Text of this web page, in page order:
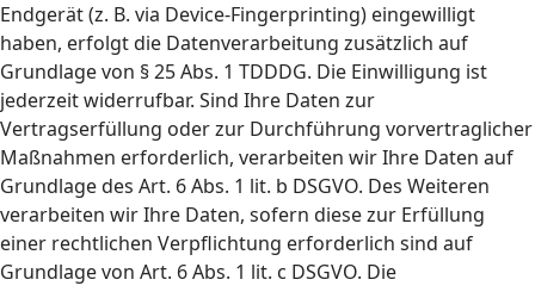
Endgerät (z. B. via Device-Fingerprinting) eingewilligt
haben, erfolgt die Datenverarbeitung zusätzlich auf
Grundlage von § 25 Abs. 1 TDDDG. Die Einwilligung ist
jederzeit widerrufbar. Sind Ihre Daten zur
Vertragserfüllung oder zur Durchführung vorvertraglicher
Maßnahmen erforderlich, verarbeiten wir Ihre Daten auf
Grundlage des Art. 6 Abs. 1 lit. b DSGVO. Des Weiteren
verarbeiten wir Ihre Daten, sofern diese zur Erfüllung
einer rechtlichen Verpflichtung erforderlich sind auf
Grundlage von Art. 6 Abs. 1 lit. c DSGVO. Die